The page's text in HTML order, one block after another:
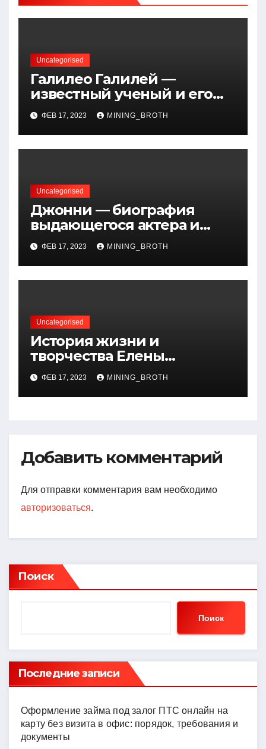
Uncategorised
Галилео Галилей —
известный ученый и его
открытия — краткая
биография, достижения и
вклад в науку
ФЕВ 17, 2023 MINING_BROTH
Uncategorised
Джонни — биография
выдающегося актера и
талантливого певца, чья
артистичность захватывает
миллионы сердец
ФЕВ 17, 2023 MINING_BROTH
Uncategorised
История жизни и
творчества Елены
Дубровской — биография,
достижения, интересные
факты
ФЕВ 17, 2023 MINING_BROTH
Добавить комментарий
Для отправки комментария вам необходимо
авторизоваться.
Поиск
Поиск
Последние записи
Оформление займа под залог ПТС онлайн на
карту без визита в офис: порядок, требования и
документы